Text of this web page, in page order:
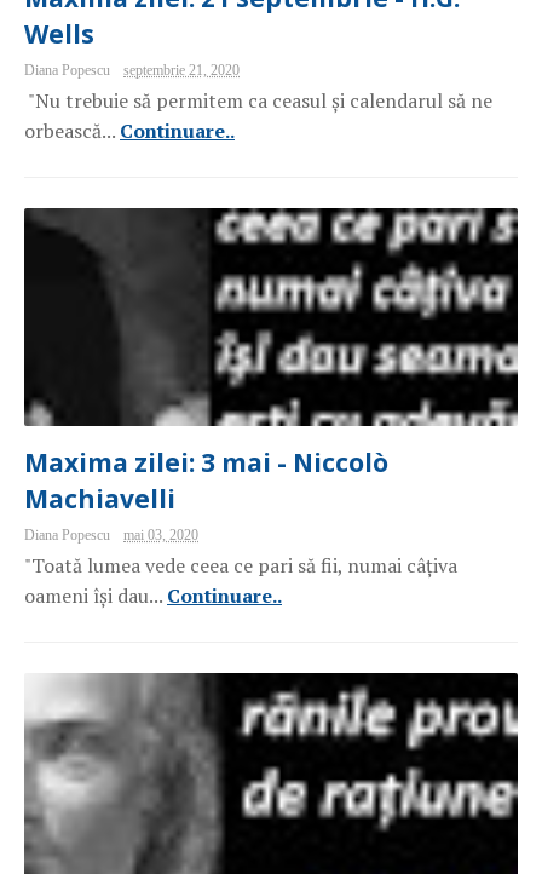
Wells
Diana Popescu septembrie 21, 2020
"Nu trebuie să permitem ca ceasul și calendarul să ne
orbească... Continuare..
Maxima zilei: 3 mai - Niccolò
Machiavelli
Diana Popescu mai 03, 2020
"Toată lumea vede ceea ce pari să fii, numai câțiva
oameni își dau... Continuare..